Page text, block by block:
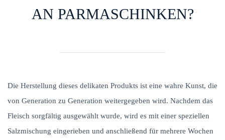
AN PARMASCHINKEN?
Die Herstellung dieses delikaten Produkts ist eine wahre Kunst, die
von Generation zu Generation weitergegeben wird. Nachdem das
Fleisch sorgfältig ausgewählt wurde, wird es mit einer speziellen
Salzmischung eingerieben und anschließend für mehrere Wochen